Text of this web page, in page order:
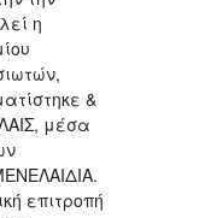
η
&
μέσα
επιτροπή